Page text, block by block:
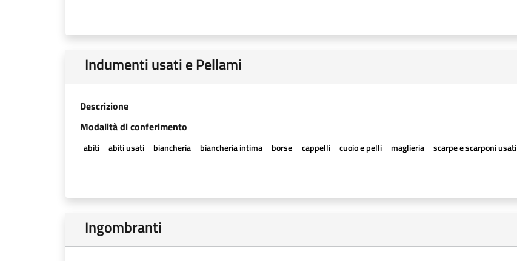
Indumenti usati e Pellami
Descrizione
Modalità di conferimento
abiti abiti usati biancheria biancheria intima borse cappelli cuoio e pelli maglieria scarpe e scarponi usati
Ingombranti